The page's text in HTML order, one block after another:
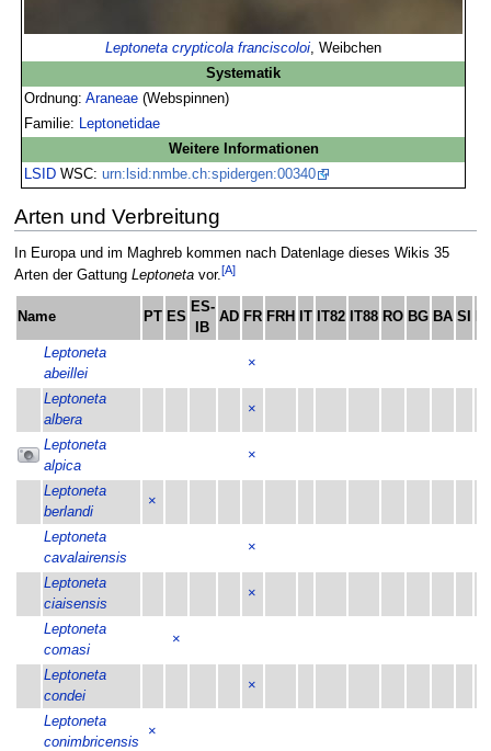
Leptoneta crypticola franciscoloi , Weibchen
Systematik
Ordnung:Araneae (Webspinnen)
Familie:
Leptonetidae
Weitere Informationen
LSID WSC:urn:lsid:nmbe.ch:spidergen:00340
Arten und Verbreitung
In Europa und im Maghreb kommen nach Datenlage dieses Wikis 35
Arten der Gattung Leptonetavor.[A]
Name PT ES
ES-
IB
AD FR FRH IT IT82 IT88 RO BG BA SI
Leptoneta
abeillei
×
Leptoneta
albera
×
Leptoneta
alpica
×
Leptoneta
berlandi
×
Leptoneta
cavalairensis
×
Leptoneta
ciaisensis
×
Leptoneta
comasi
×
Leptoneta
condei
×
Leptoneta
conimbricensis
×